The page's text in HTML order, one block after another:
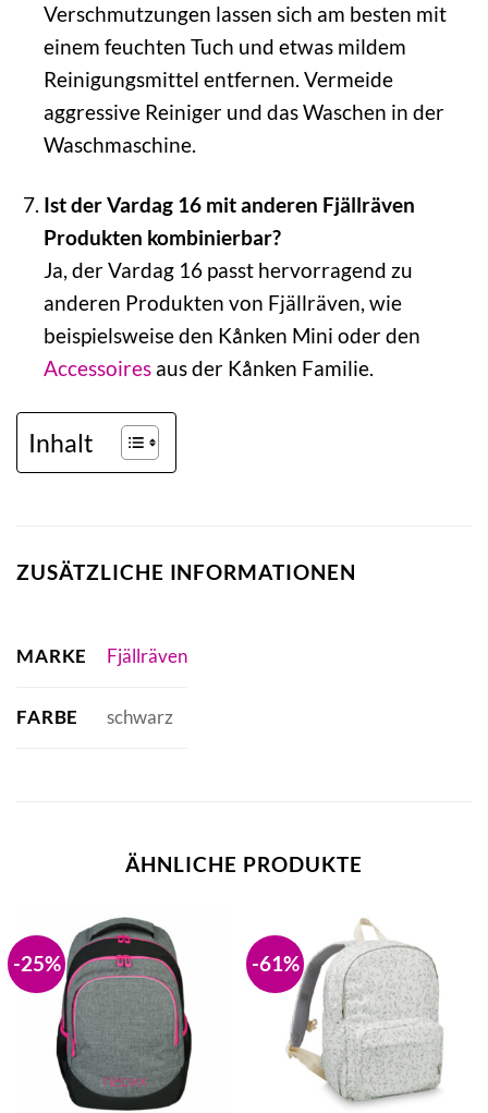
Verschmutzungen lassen sich am besten mit
einem feuchten Tuch und etwas mildem
Reinigungsmittel entfernen. Vermeide
aggressive Reiniger und das Waschen in der
Waschmaschine.
Ist der Vardag 16 mit anderen Fjällräven
Produkten kombinierbar?
Ja, der Vardag 16 passt hervorragend zu
anderen Produkten von Fjällräven, wie
beispielsweise den Kånken Mini oder den
Accessoiresaus der Kånken Familie.
Inhalt
ZUSÄTZLICHE INFORMATIONEN
MARKE Fjällräven
FARBE schwarz
ÄHNLICHE PRODUKTE
-25% -61%